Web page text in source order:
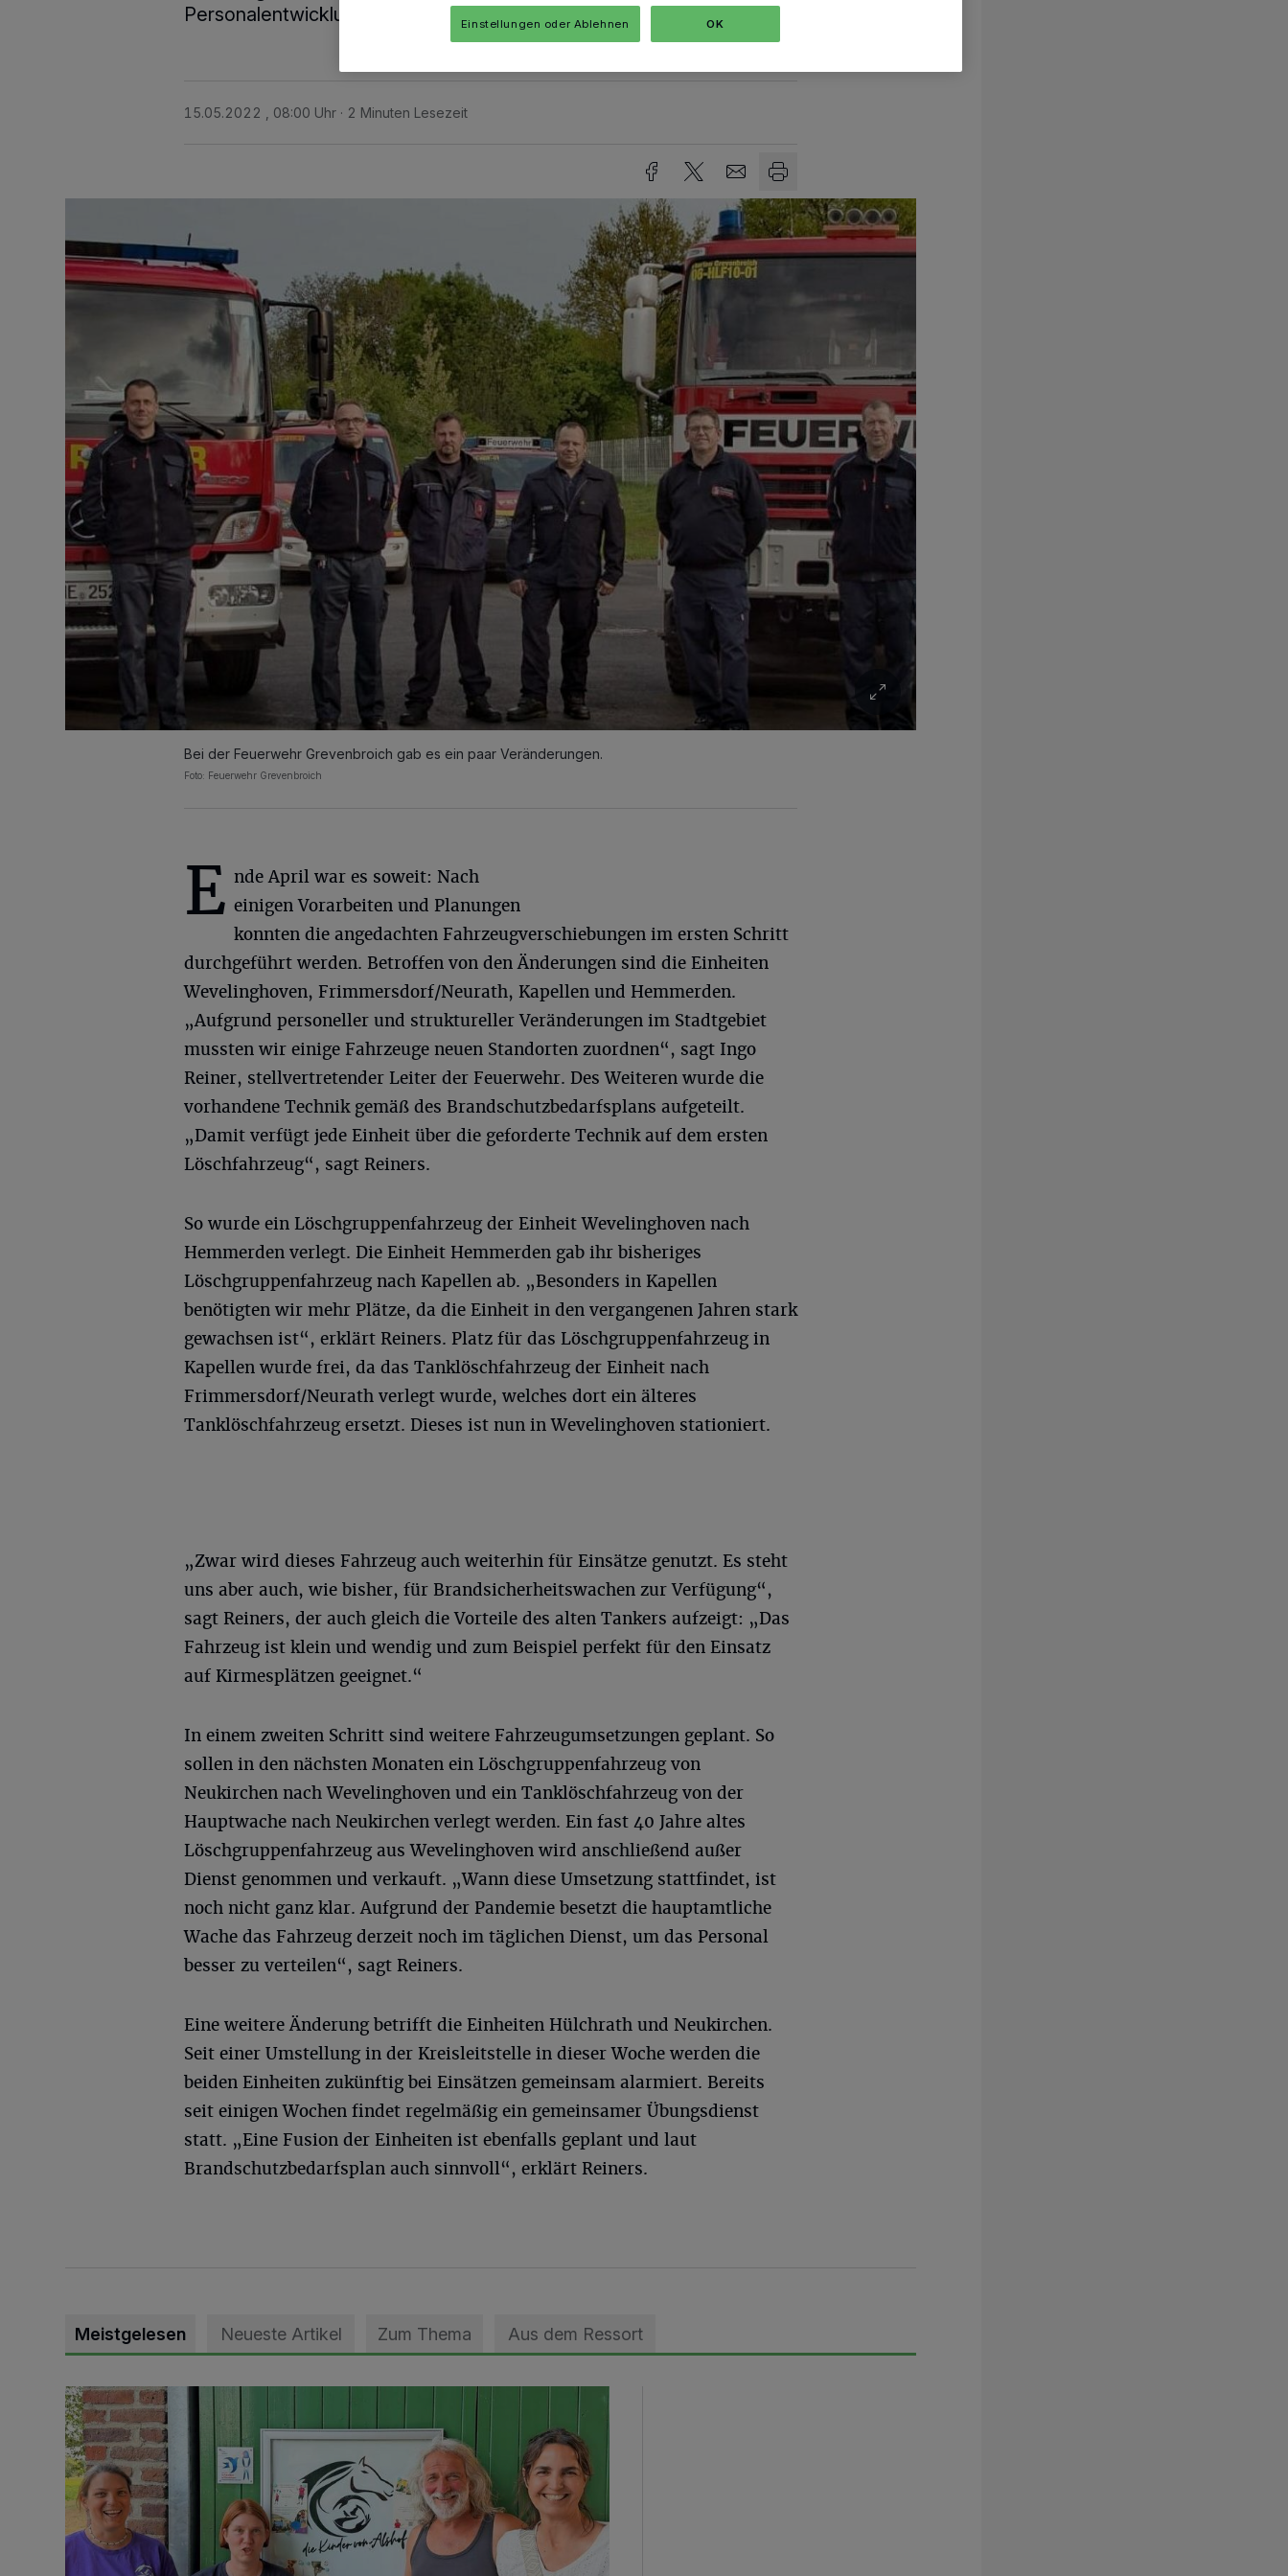
Personalentwicklungen angepasst.
15.05.2022 , 08:00 Uhr 2 Minuten Lesezeit
Bei der Feuerwehr Grevenbroich gab es ein paar Veränderungen.
Foto: Feuerwehr Grevenbroich
E nde April war es soweit: Nach
einigen Vorarbeiten und Planungen
konnten die angedachten Fahrzeugverschiebungen im ersten Schritt
durchgeführt werden. Betroffen von den Änderungen sind die Einheiten
Wevelinghoven, Frimmersdorf/Neurath, Kapellen und Hemmerden.
„Aufgrund personeller und struktureller Veränderungen im Stadtgebiet
mussten wir einige Fahrzeuge neuen Standorten zuordnen“, sagt Ingo
Reiner, stellvertretender Leiter der Feuerwehr. Des Weiteren wurde die
vorhandene Technik gemäß des Brandschutzbedarfsplans aufgeteilt.
„Damit verfügt jede Einheit über die geforderte Technik auf dem ersten
Löschfahrzeug“, sagt Reiners.
So wurde ein Löschgruppenfahrzeug der Einheit Wevelinghoven nach
Hemmerden verlegt. Die Einheit Hemmerden gab ihr bisheriges
Löschgruppenfahrzeug nach Kapellen ab. „Besonders in Kapellen
benötigten wir mehr Plätze, da die Einheit in den vergangenen Jahren stark
gewachsen ist“, erklärt Reiners. Platz für das Löschgruppenfahrzeug in
Kapellen wurde frei, da das Tanklöschfahrzeug der Einheit nach
Frimmersdorf/Neurath verlegt wurde, welches dort ein älteres
Tanklöschfahrzeug ersetzt. Dieses ist nun in Wevelinghoven stationiert.
„Zwar wird dieses Fahrzeug auch weiterhin für Einsätze genutzt. Es steht
uns aber auch, wie bisher, für Brandsicherheitswachen zur Verfügung“,
sagt Reiners, der auch gleich die Vorteile des alten Tankers aufzeigt: „Das
Fahrzeug ist klein und wendig und zum Beispiel perfekt für den Einsatz
auf Kirmesplätzen geeignet.“
In einem zweiten Schritt sind weitere Fahrzeugumsetzungen geplant. So
sollen in den nächsten Monaten ein Löschgruppenfahrzeug von
Neukirchen nach Wevelinghoven und ein Tanklöschfahrzeug von der
Hauptwache nach Neukirchen verlegt werden. Ein fast 40 Jahre altes
Löschgruppenfahrzeug aus Wevelinghoven wird anschließend außer
Dienst genommen und verkauft. „Wann diese Umsetzung stattfindet, ist
noch nicht ganz klar. Aufgrund der Pandemie besetzt die hauptamtliche
Wache das Fahrzeug derzeit noch im täglichen Dienst, um das Personal
besser zu verteilen“, sagt Reiners.
Eine weitere Änderung betrifft die Einheiten Hülchrath und Neukirchen.
Seit einer Umstellung in der Kreisleitstelle in dieser Woche werden die
beiden Einheiten zukünftig bei Einsätzen gemeinsam alarmiert. Bereits
seit einigen Wochen findet regelmäßig ein gemeinsamer Übungsdienst
statt. „Eine Fusion der Einheiten ist ebenfalls geplant und laut
Brandschutzbedarfsplan auch sinnvoll“, erklärt Reiners.
Meistgelesen Neueste Artikel Zum Thema Aus dem Ressort
Vorbildlicher Einsatz für den Artenschutz gewürdigt
Einstellungen oder Ablehnen OK